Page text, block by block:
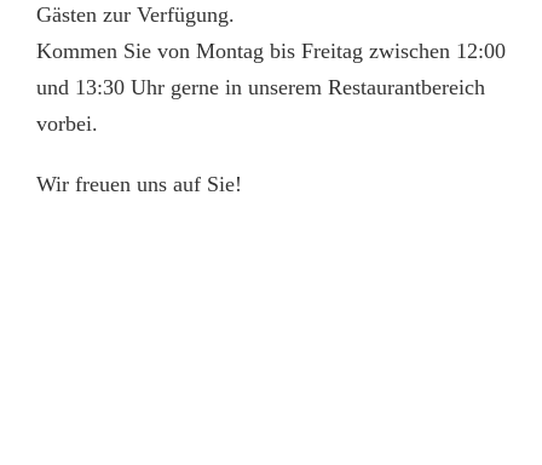
Gästen zur Verfügung.
Kommen Sie von Montag bis Freitag zwischen 12:00
und 13:30 Uhr gerne in unserem Restaurantbereich
vorbei.
Wir freuen uns auf Sie!